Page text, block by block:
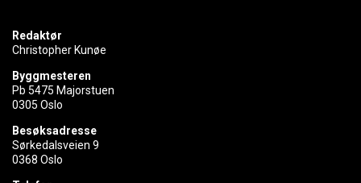
Redaktør
Christopher Kunøe
Byggmesteren
Pb 5475 Majorstuen
0305 Oslo
Besøksadresse
Sørkedalsveien 9
0368 Oslo